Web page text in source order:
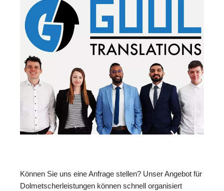
Können Sie uns eine Anfrage stellen? Unser Angebot für
Dolmetscherleistungen können schnell organisiert